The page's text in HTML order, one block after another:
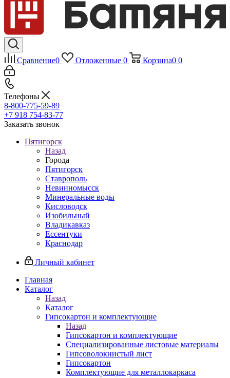
Сравнение0 Отложенные 0 Корзина0 0
Телефоны
8-800-775-59-89
+7 918 754-83-77
Заказать звонок
Пятигорск
Назад
Города
Пятигорск
Ставрополь
Невинномысск
Минеральные воды
Кисловодск
Изобильный
Владикавказ
Ессентуки
Краснодар
Личный кабинет
Главная
Каталог
Назад
Каталог
Гипсокартон и комплектующие
Назад
Гипсокартон и комплектующие
Специализированные листовые материалы
Гипсоволокнистый лист
Гипсокартон
Комплектующие для металлокаркаса